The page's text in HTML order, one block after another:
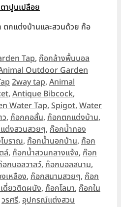
ตกแต่งบ้านและสวนด้วย ก๊อ
Tap, ก๊อกล้างพื้นบอล
Outdoor Garden
Tags
2way tap, Animal
, Antique Bibcock,
Water Tap, Spigot, Water
, ก๊อกคอสั้น, ก๊อกตกแต่งบ้าน,
ต่งสวนสวยๆ, ก๊อกน้ำทอง
บราณ, ก๊อกน้ำนอกบ้าน, ก๊อก
ล์, ก๊อกน้ำสวนกลางแจ้ง, ก๊อก
กบอลวาลว์, ก๊อกบอลสนาม,
เหลือง, ก๊อกสนามสวยๆ, ก๊อก
ดี่ยวติดผนัง, ก๊อกโลมา, ก๊อกใน
วรศรี, อุปกรณ์แต่งสวน